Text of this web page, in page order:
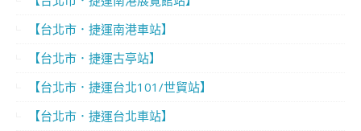
【台北市．捷運南港車站】
【台北市．捷運古亭站】
【台北市．捷運台北101/世貿站】
【台北市．捷運台北車站】